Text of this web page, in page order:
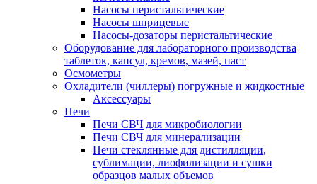
Насосы перистальтические
Насосы шприцевые
Насосы-дозаторы перистальтические
Оборудование для лабораторного производства
таблеток, капсул, кремов, мазей, паст
Осмометры
Охладители (чиллеры) погружные и жидкостные
Аксессуары
Печи
Печи СВЧ для микробиологии
Печи СВЧ для минерализации
Печи стеклянные для дистилляции,
сублимации, лиофилизации и сушки
образцов малых объемов